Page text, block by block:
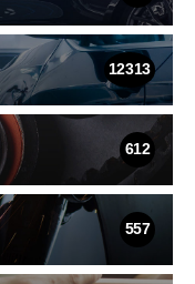
12313
612
557